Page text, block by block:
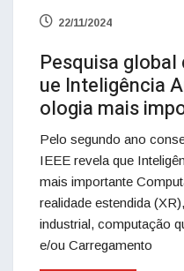
22/11/2024
Pesquisa global
ue Inteligência
ologia mais
Pelo segundo ano
IEEE revela que
mais importante
realidade estendida
industrial, computação
e/ou Carregamento